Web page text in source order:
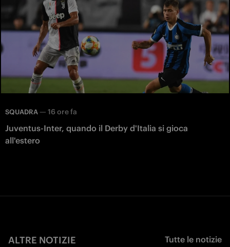
SQUADRA — 16 ore fa
Juventus-Inter, quando il Derby d'Italia si gioca
all'estero
ALTRE NOTIZIE Tutte le notizie